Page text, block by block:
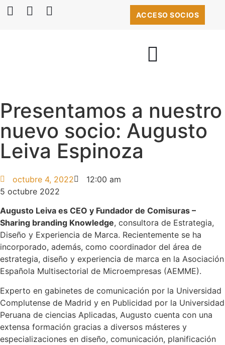
ACCESO SOCIOS
Presentamos a nuestro
nuevo socio: Augusto
Leiva Espinoza
octubre 4, 2022
12:00 am
5 octubre 2022
Augusto Leiva es CEO y Fundador de Comisuras –
Sharing branding Knowledge, consultora de Estrategia,
Diseño y Experiencia de Marca. Recientemente se ha
incorporado, además, como coordinador del área de
estrategia, diseño y experiencia de marca en la Asociación
Española Multisectorial de Microempresas (AEMME).
Experto en gabinetes de comunicación por la Universidad
Complutense de Madrid y en Publicidad por la Universidad
Peruana de ciencias Aplicadas, Augusto cuenta con una
extensa formación gracias a diversos másteres y
especializaciones en diseño, comunicación, planificación